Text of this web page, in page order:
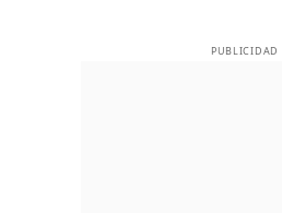
PUBLICIDAD